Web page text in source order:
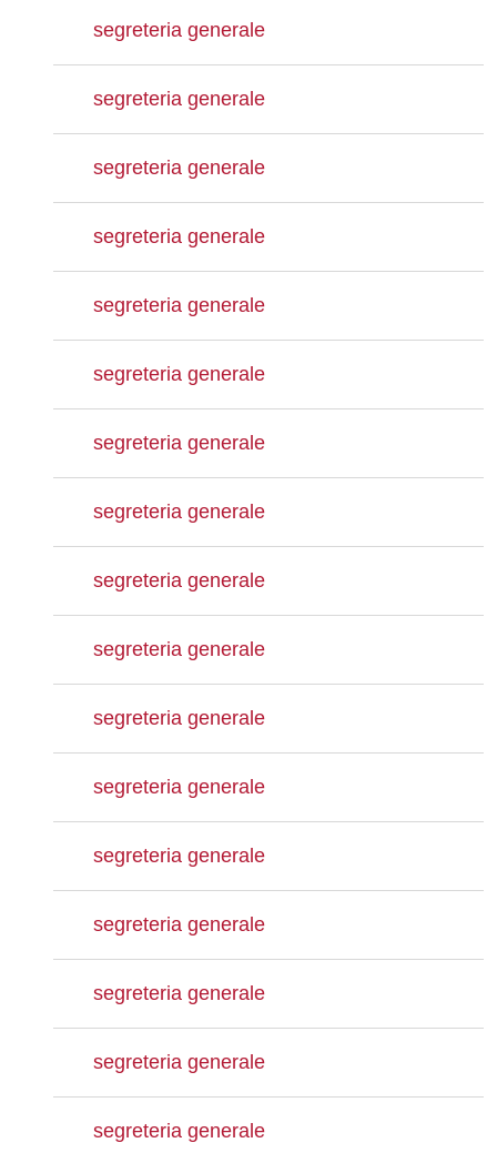
segreteria generale
segreteria generale
segreteria generale
segreteria generale
segreteria generale
segreteria generale
segreteria generale
segreteria generale
segreteria generale
segreteria generale
segreteria generale
segreteria generale
segreteria generale
segreteria generale
segreteria generale
segreteria generale
segreteria generale